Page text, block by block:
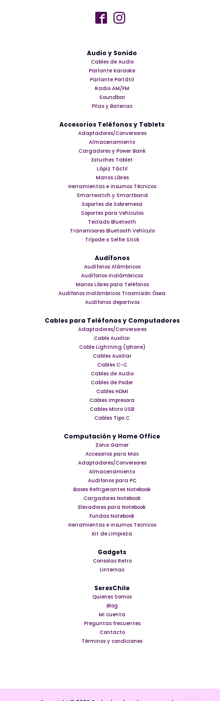
Audio y Sonido
Cables de Audio
Parlante Karaoke
Parlante Portátil
Radio AM/FM
Soundbar
Pilas y Baterias
Accesorios Teléfonos y Tablets
Adaptadores/Conversores
Almacenamiento
Cargadores y Power Bank
Estuches Tablet
Lápiz Táctil
Manos Libres
Herramientas e insumos Técnicos
Smartwatch y Smartband
Soportes de Sobremesa
Soportes para Vehiculos
Teclado Bluetooth
Transmisores Bluetooth Vehículo
Trípode o Selfie Stick
Audífonos
Audífonos Alámbricos
Audífonos Inalámbricos
Manos Libres para Teléfonos
Audífonos Inalámbricos Trasmisión Ósea
Audífonos deportivos
Cables para Teléfonos y Computadores
Adaptadores/Conversores
Cable Auxiliar
Cable Lightning (Iphone)
Cables Auxiliar
Cables C-C
Cables de Audio
Cables de Poder
Cables HDMI
Cables Impresora
Cables Micro USB
Cables Tipo C
Computación y Home Office
Zona Gamer
Accesorios para Mac
Adaptadores/Conversores
Almacenamiento
Audifonos para PC
Bases Refrigerantes Notebook
Cargadores Notebook
Elevadores para Notebook
Fundas Notebook
Herramientas e insumos Tecnicos
Kit de Limpieza
Gadgets
Consolas Retro
Linternas
SerexChile
Quienes Somos
Blog
Mi cuenta
Preguntas frecuentes
Contacto
Términos y condiciones